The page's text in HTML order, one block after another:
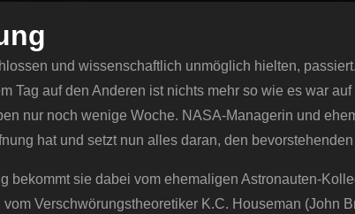
und wissenschaftlich unmöglich hielten,
Tag auf den Anderen ist nichts mehr so wie es war
nur noch wenige Woche. NASA-Managerin und
hat und setzt nun alles daran, den
bekommt sie dabei vom ehemaligen Astronauten-
Verschwörungstheoretiker K.C. Houseman (John